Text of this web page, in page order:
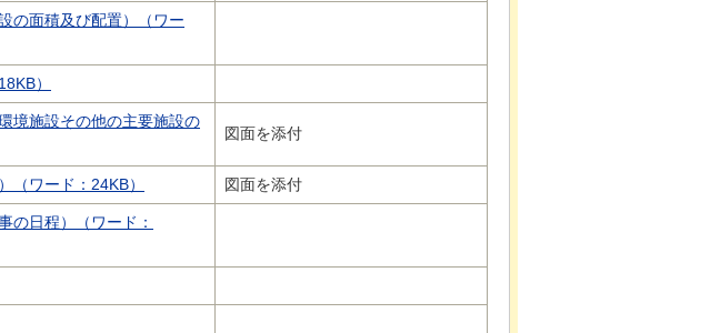
の面積及び配置）（ワー
）
境施設その他の主要施設の
図面を添付
（ワード：24KB） 図面を添付
の日程）（ワード：